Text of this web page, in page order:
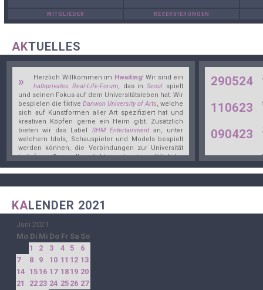
MITGLIEDER RESERVIERUNGEN
AKTUELLES
» Herzlich Willkommen im Hwaiting! Wir sind ein
halbprivates Real-Life-Forum, das inSeoul spielt
und seinen Fokus auf dem Universitätsleben hat. Wir
bespielen die fiktive Danwon University of Arts, welche
sich auf Kunstformen aller Art spezifiziert hat und
kreativen Köpfen gerne ein Heim gibt. Zusätzlich
bieten wir das Label SHM Entertainmentan, unter
welchem Idols, Schauspieler und Models bespielt
werden können, die Verbindungen zur Universität
knüpfen. Generell möchten wir das alltägliche
bespielen dasJahr 2021.
290524
110623
090423
010223
091022
250922
KALENDER 2021
Juni 2021
Mo Di Mi Do Fr Sa So
1
2 3 4 5
6
7
8 9 10 11 12 13
14 15 16 17 18 19 20
21
22 23 24 25 26 27